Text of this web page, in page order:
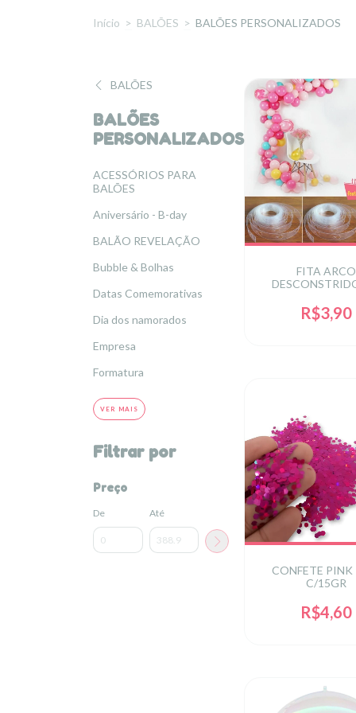
Início > BALÕES > BALÕES PERSONALIZADOS
BALÕES
BALÕES
PERSONALIZADOS
ACESSÓRIOS PARA
BALÕES
Aniversário - B-day
BALÃO REVELAÇÃO
Bubble & Bolhas
Datas Comemorativas
Dia dos namorados
Empresa
Formatura
VER MAIS
Filtrar por
Preço
De Até
FITA ARCO
R$3,90
CONFETE
C/15GR
R$4,60